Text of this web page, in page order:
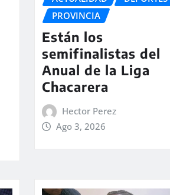
PROVINCIA
Están los
semifinalistas del
Anual de la Liga
Chacarera
Hector Perez
Ago 3, 2026